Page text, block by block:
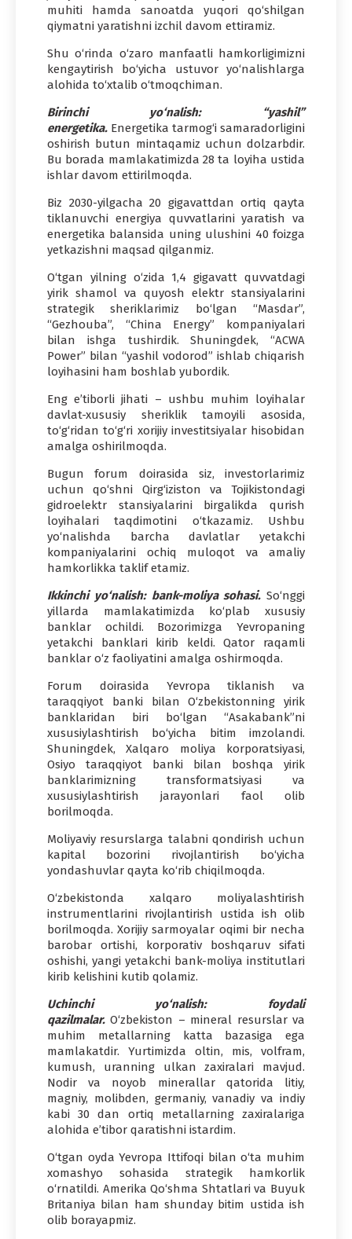
muhiti hamda sanoatda yuqori qo‘shilgan
qiymatni yaratishni izchil davom ettiramiz.
Shu o‘rinda o‘zaro manfaatli hamkorligimizni
kengaytirish bo‘yicha ustuvor yo‘nalishlarga
alohida to‘xtalib o‘tmoqchiman.
Birinchi yo‘nalish: “yashil”
energetika. Energetika tarmog‘i samaradorligini
oshirish butun mintaqamiz uchun dolzarbdir.
Bu borada mamlakatimizda 28 ta loyiha ustida
ishlar davom ettirilmoqda.
Biz 2030-yilgacha 20 gigavattdan ortiq qayta
tiklanuvchi energiya quvvatlarini yaratish va
energetika balansida uning ulushini 40 foizga
yetkazishni maqsad qilganmiz.
O‘tgan yilning o‘zida 1,4 gigavatt quvvatdagi
yirik shamol va quyosh elektr stansiyalarini
strategik sheriklarimiz bo‘lgan “Masdar”,
“Gezhouba”, “China Energy” kompaniyalari
bilan ishga tushirdik. Shuningdek, “ACWA
Power” bilan “yashil vodorod” ishlab chiqarish
loyihasini ham boshlab yubordik.
Eng e’tiborli jihati – ushbu muhim loyihalar
davlat-xususiy sheriklik tamoyili asosida,
to‘g‘ridan to‘g‘ri xorijiy investitsiyalar hisobidan
amalga oshirilmoqda.
Bugun forum doirasida siz, investorlarimiz
uchun qo‘shni Qirg‘iziston va Tojikistondagi
gidroelektr stansiyalarini birgalikda qurish
loyihalari taqdimotini o‘tkazamiz. Ushbu
yo‘nalishda barcha davlatlar yetakchi
kompaniyalarini ochiq muloqot va amaliy
hamkorlikka taklif etamiz.
Ikkinchi yo‘nalish: bank-moliya sohasi. So‘nggi
yillarda mamlakatimizda ko‘plab xususiy
banklar ochildi. Bozorimizga Yevropaning
yetakchi banklari kirib keldi. Qator raqamli
banklar o‘z faoliyatini amalga oshirmoqda.
Forum doirasida Yevropa tiklanish va
taraqqiyot banki bilan O‘zbekistonning yirik
banklaridan biri bo‘lgan “Asakabank”ni
xususiylashtirish bo‘yicha bitim imzolandi.
Shuningdek, Xalqaro moliya korporatsiyasi,
Osiyo taraqqiyot banki bilan boshqa yirik
banklarimizning transformatsiyasi va
xususiylashtirish jarayonlari faol olib
borilmoqda.
Moliyaviy resurslarga talabni qondirish uchun
kapital bozorini rivojlantirish bo‘yicha
yondashuvlar qayta ko‘rib chiqilmoqda.
O‘zbekistonda xalqaro moliyalashtirish
instrumentlarini rivojlantirish ustida ish olib
borilmoqda. Xorijiy sarmoyalar oqimi bir necha
barobar ortishi, korporativ boshqaruv sifati
oshishi, yangi yetakchi bank-moliya institutlari
kirib kelishini kutib qolamiz.
Uchinchi yo‘nalish: foydali
qazilmalar. O‘zbekiston – mineral resurslar va
muhim metallarning katta bazasiga ega
mamlakatdir. Yurtimizda oltin, mis, volfram,
kumush, uranning ulkan zaxiralari mavjud.
Nodir va noyob minerallar qatorida litiy,
magniy, molibden, germaniy, vanadiy va indiy
kabi 30 dan ortiq metallarning zaxiralariga
alohida e’tibor qaratishni istardim.
O‘tgan oyda Yevropa Ittifoqi bilan o‘ta muhim
xomashyo sohasida strategik hamkorlik
o‘rnatildi. Amerika Qo‘shma Shtatlari va Buyuk
Britaniya bilan ham shunday bitim ustida ish
olib borayapmiz.